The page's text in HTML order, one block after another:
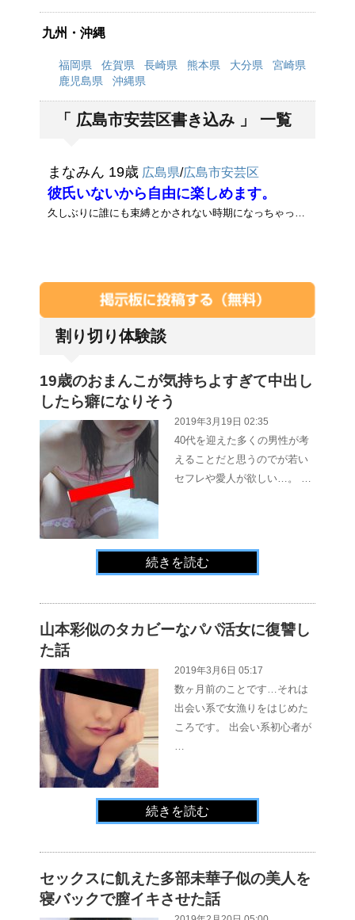
九州・沖縄
福岡県 佐賀県 長崎県 熊本県 大分県
宮崎県
鹿児島県
沖縄県
「 広島市安芸区書き込み 」 一覧
まなみん 19歳 広島県/広島市安芸区
彼氏いないから自由に楽しめます。
久しぶりに誰にも束縛とかされない時期になっちゃったし自由に好きなように割り切って楽しみたいんです。
割り切り体験談
19歳のおまんこが気持ちよすぎて中出し
したら癖になりそう
2019年3月19日 02:35
40代を迎えた多くの男性が考
えることだと思うのでが若い
セフレや愛人が欲しい…。 …
続きを読む
山本彩似のタカビーなパパ活女に復讐し
た話
2019年3月6日 05:17
数ヶ月前のことです…それは
出会い系で女漁りをはじめた
ころです。 出会い系初心者が
続きを読む
セックスに飢えた多部未華子似の美人を
寝バックで膣イキさせた話